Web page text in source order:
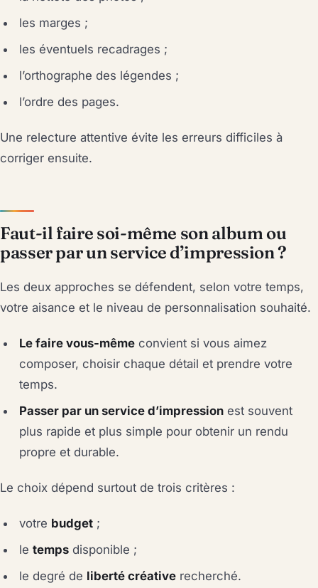
les marges ;
les éventuels recadrages ;
l’orthographe des légendes ;
l’ordre des pages.
Une relecture attentive évite les erreurs difficiles à
corriger ensuite.
Faut-il faire soi-même son album ou
passer par un service d’impression ?
Les deux approches se défendent, selon votre temps,
votre aisance et le niveau de personnalisation souhaité.
Le faire vous-même convient si vous aimez
composer, choisir chaque détail et prendre votre
temps.
Passer par un service d’impression est souvent
plus rapide et plus simple pour obtenir un rendu
propre et durable.
Le choix dépend surtout de trois critères :
votre budget ;
letemps disponible ;
le degré de liberté créative recherché.